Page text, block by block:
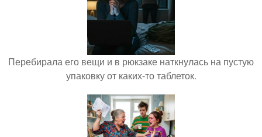
Перебирала его вещи и в рюкзаке наткнулась на пустую
упаковку от каких-то таблеток.